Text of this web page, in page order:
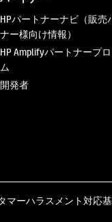
HPパートナーナビ（販売
ナー様向け情報）
HP Amplifyパートナープ
ム
開発者
マーハラスメント対応